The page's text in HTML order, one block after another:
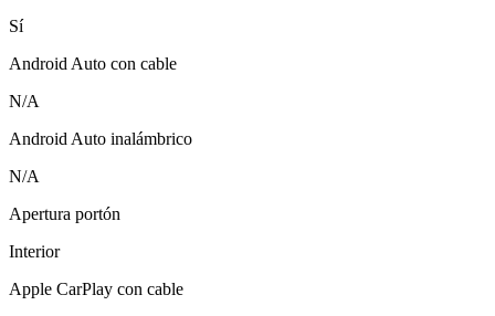
Sí
Android Auto con cable
N/A
Android Auto inalámbrico
N/A
Apertura portón
Interior
Apple CarPlay con cable